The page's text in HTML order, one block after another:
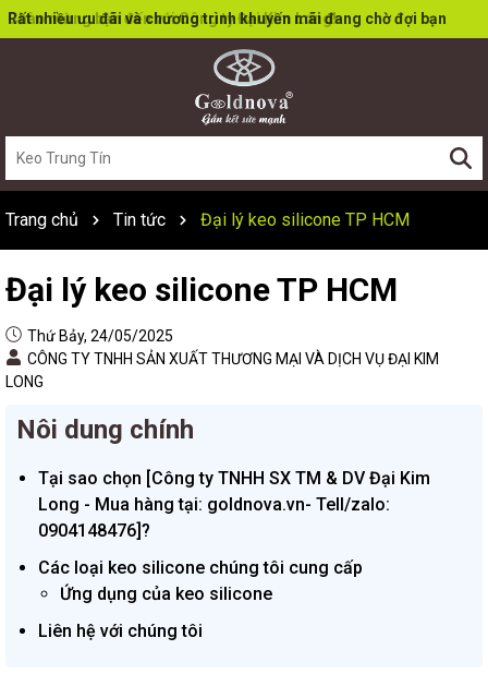
Rất nhiều ưu đãi và chương trình khuyến mãi đang chờ đợi bạn
Trang chủ Tin tức Đại lý keo silicone TP HCM
Đại lý keo silicone TP HCM
Thứ Bảy, 24/05/2025
CÔNG TY TNHH SẢN XUẤT THƯƠNG MẠI VÀ DỊCH VỤ ĐẠI KIM
LONG
Nôi dung chính
Tại sao chọn [Công ty TNHH SX TM & DV Đại Kim
Long - Mua hàng tại: goldnova.vn- Tell/zalo:
0904148476]?
Các loại keo silicone chúng tôi cung cấp
Ứng dụng của keo silicone
Liên hệ với chúng tôi